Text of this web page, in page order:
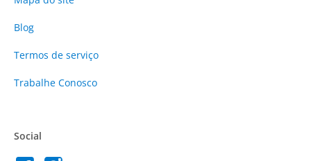
Blog
Termos de serviço
Trabalhe Conosco
Social